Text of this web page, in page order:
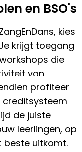
en BSO's
kies
krijgt toegang
die
van
profiteer
creditsysteem
de juiste
leerlingen, op
beste uitkomt.